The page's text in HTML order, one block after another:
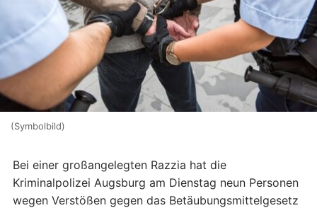
(Symbolbild)
Bei einer großangelegten Razzia hat die
Kriminalpolizei Augsburg am Dienstag neun Personen
wegen Verstößen gegen das Betäubungsmittelgesetz